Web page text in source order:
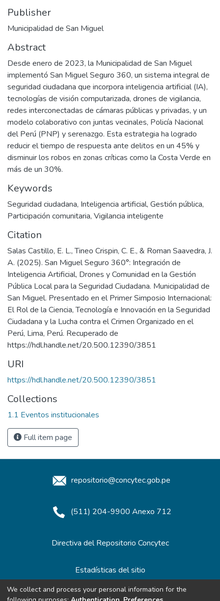
Publisher
Municipalidad de San Miguel
Abstract
Desde enero de 2023, la Municipalidad de San Miguel
implementó San Miguel Seguro 360, un sistema integral de
seguridad ciudadana que incorpora inteligencia artificial (IA),
tecnologías de visión computarizada, drones de vigilancia,
redes interconectadas de cámaras públicas y privadas, y un
modelo colaborativo con juntas vecinales, Policía Nacional
del Perú (PNP) y serenazgo. Esta estrategia ha logrado
reducir el tiempo de respuesta ante delitos en un 45% y
disminuir los robos en zonas críticas como la Costa Verde en
más de un 30%.
Keywords
Seguridad ciudadana, Inteligencia artificial, Gestión pública,
Participación comunitaria, Vigilancia inteligente
Citation
Salas Castillo, E. L., Tineo Crispin, C. E., & Roman Saavedra, J.
A. (2025). San Miguel Seguro 360°: Integración de
Inteligencia Artificial, Drones y Comunidad en la Gestión
Pública Local para la Seguridad Ciudadana. Municipalidad de
San Miguel. Presentado en el Primer Simposio Internacional:
El Rol de la Ciencia, Tecnología e Innovación en la Seguridad
Ciudadana y la Lucha contra el Crimen Organizado en el
Perú, Lima, Perú. Recuperado de
https://hdl.handle.net/20.500.12390/3851
URI
https://hdl.handle.net/20.500.12390/3851
Collections
1.1 Eventos institucionales
Full item page
repositorio@concytec.gob.pe
(511) 204-9900 Anexo 712
Directiva del Repositorio Concytec
Estadísticas del sitio
We collect and process your personal information for the